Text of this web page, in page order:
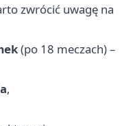
zwrócić uwagę na
(po 18 meczach) –
,